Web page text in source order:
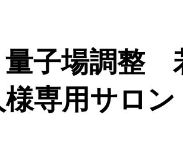
子場調整
専用サロン